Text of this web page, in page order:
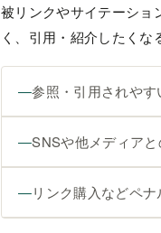
被リンクやサイテーショ
く、引用・紹介したくな
参照・引用されや
SNSや他メディア
リンク購入などペ